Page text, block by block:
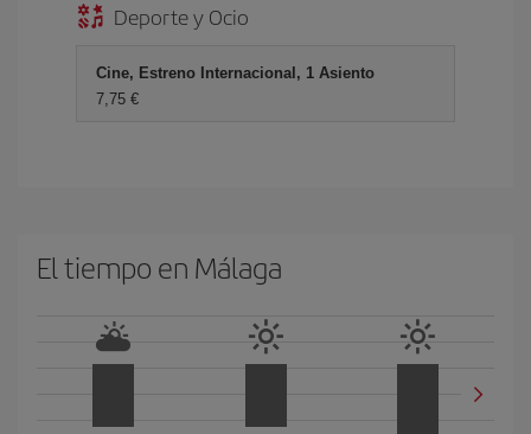
Deporte y Ocio
Cine, Estreno Internacional, 1 Asiento
7,75 €
El tiempo en Málaga